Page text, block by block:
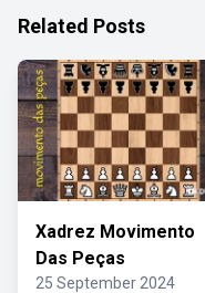
Related Posts
Xadrez Movimento
Das Peças
25 September 2024